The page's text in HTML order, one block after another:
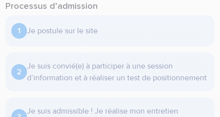
Processus d’admission
Je postule sur le site
Je suis convié(e) à participer à une session
d’information et à réaliser un test de positionnement
Je suis admissible ! Je réalise mon entretien